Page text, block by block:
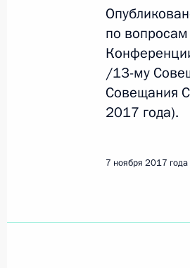
развития
9 декабря 2017
29 ноября
29 ноября 2017
по
/13-му
Совещания
2017 года).
7 ноября 2017 года